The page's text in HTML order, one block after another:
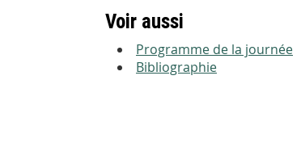
Voir aussi
Programme de la journée
Bibliographie